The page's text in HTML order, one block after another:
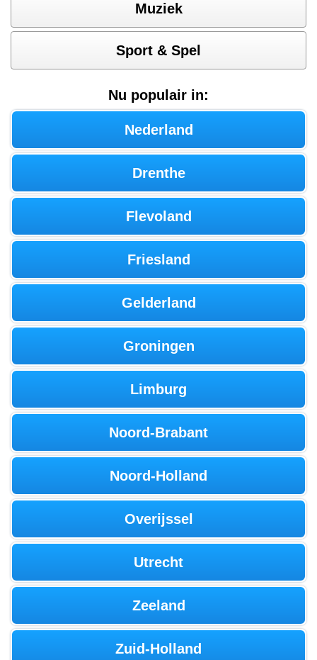
Muziek
Sport & Spel
Nu populair in:
Nederland
Drenthe
Flevoland
Friesland
Gelderland
Groningen
Limburg
Noord-Brabant
Noord-Holland
Overijssel
Utrecht
Zeeland
Zuid-Holland